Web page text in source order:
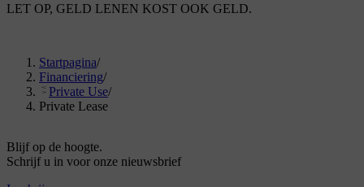
LET OP, GELD LENEN KOST OOK GELD.
Startpagina/
Financiering/
Private Use/
Private Lease